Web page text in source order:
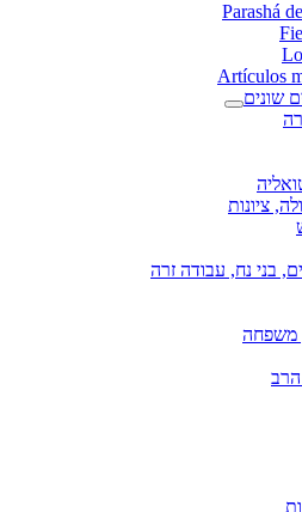
Parashá
Artículos
שונים
ציונות
בני נח, עבודה זרה
משפחה
הרב